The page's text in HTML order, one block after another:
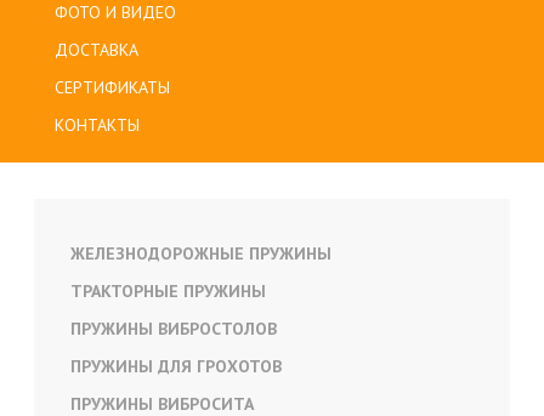
ФОТО И ВИДЕО
ДОСТАВКА
СЕРТИФИКАТЫ
КОНТАКТЫ
ЖЕЛЕЗНОДОРОЖНЫЕ ПРУЖИНЫ
ТРАКТОРНЫЕ ПРУЖИНЫ
ПРУЖИНЫ ВИБРОСТОЛОВ
ПРУЖИНЫ ДЛЯ ГРОХОТОВ
ПРУЖИНЫ ВИБРОСИТА